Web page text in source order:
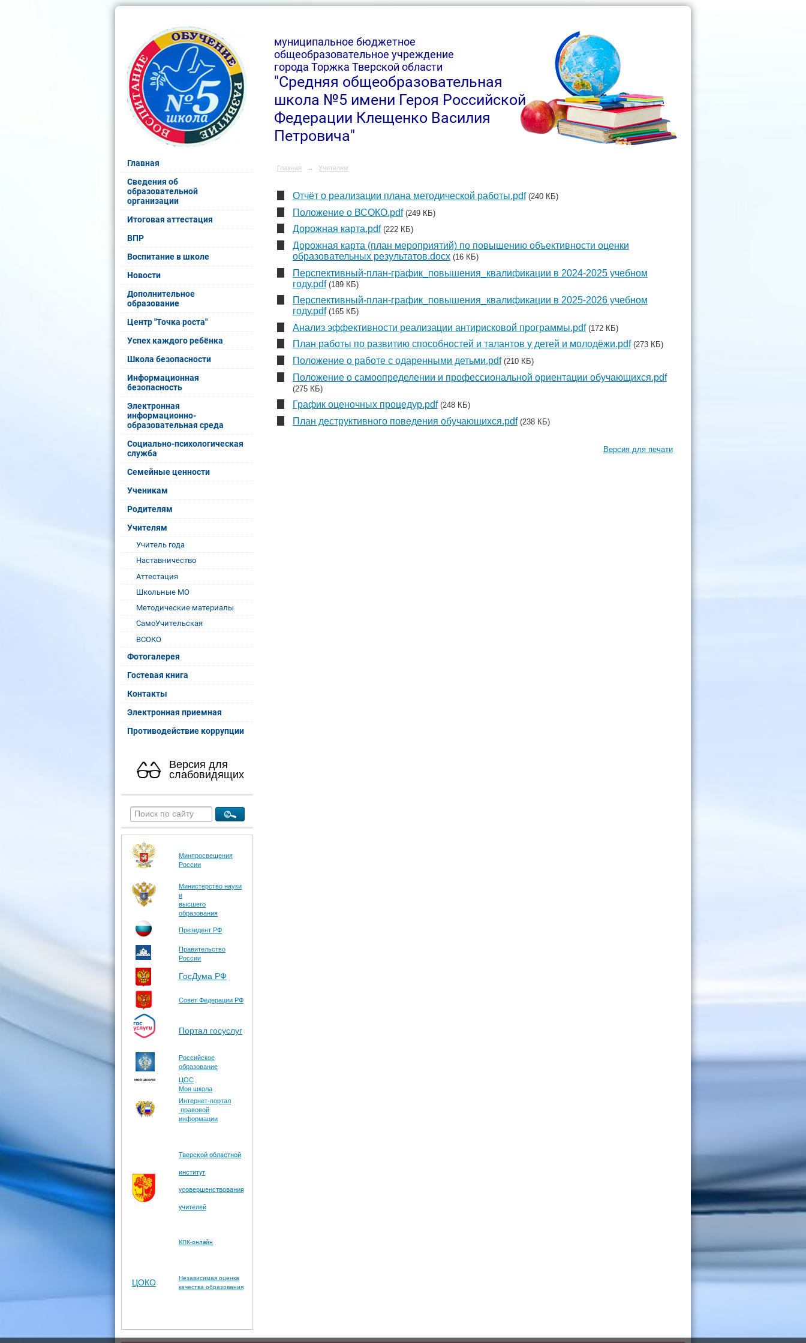
Главная
Сведения об
образовательной
организации
Итоговая аттестация
ВПР
Воспитание в школе
Новости
Дополнительное
образование
Центр "Точка роста"
Успех каждого ребёнка
Школа безопасности
Информационная
безопасность
Электронная
информационно-
образовательная среда
Социально-психологическая
служба
Семейные ценности
Ученикам
Родителям
Учителям
Учитель года
Наставничество
Аттестация
Школьные МО
Методические материалы
СамоУчительская
ВСОКО
Фотогалерея
Гостевая книга
Контакты
Электронная приемная
Противодействие коррупции
Версия для
слабовидящих
Минпросвещения
России
Министерство науки
и
высшего
образования
Президент РФ
Правительство
России
ГосДума РФ
Совет Федерации РФ
Портал госуслуг
Российское
образование
ЦОС
Моя школа
Интернет-портал
правовой
информации
Тверской областной
институт
усовершенствования
учителей
КПК-онлайн
ЦОКО
Независимая оценка
качества образования
муниципальное бюджетное
общеобразовательное учреждение
города Торжка Тверской области
"Средняя общеобразовательная
школа №5 имени Героя Российской
Федерации Клещенко Василия
Петровича"
Главная → Учителям
Отчёт о реализации плана методической работы.pdf (240 КБ)
Положение о ВСОКО.pdf (249 КБ)
Дорожная карта.pdf (222 КБ)
Дорожная карта (план мероприятий) по повышению объективности оценки
образовательных результатов.docx (16 КБ)
Перспективный-план-график_повышения_квалификации в 2024-2025 учебном
году.pdf (189 КБ)
Перспективный-план-график_повышения_квалификации в 2025-2026 учебном
году.pdf (165 КБ)
Анализ эффективности реализации антирисковой программы.pdf (172 КБ)
План работы по развитию способностей и талантов у детей и молодёжи.pdf (273 КБ)
Положение о работе с одаренными детьми.pdf (210 КБ)
Положение о самоопределении и профессиональной ориентации обучающихся.pdf
(275 КБ)
График оценочных процедур.pdf (248 КБ)
План деструктивного поведения обучающихся.pdf (238 КБ)
Версия для печати